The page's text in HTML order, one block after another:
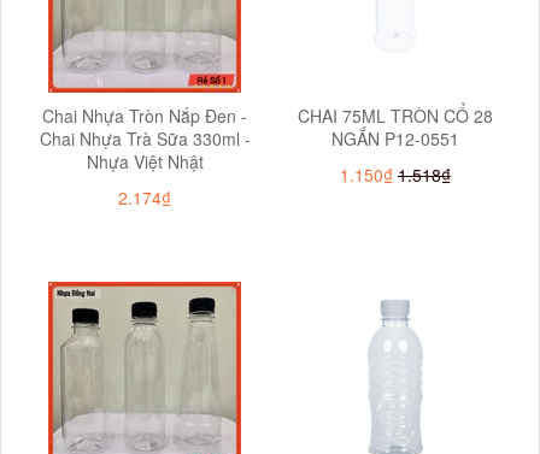
Chai Nhựa Tròn Nắp Đen -
Chai Nhựa Trà Sữa 330ml -
Nhựa Việt Nhật
2.174₫
CHAI 75ML TRÒN CỔ 28
NGẮN P12-0551
1.150₫ 1.518₫